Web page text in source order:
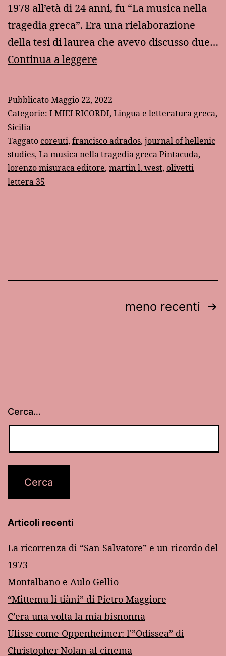
1978 all’età di 24 anni, fu “La musica nella
tragedia greca”. Era una rielaborazione
della tesi di laurea che avevo discusso due…
Continua a leggere
PubblicatoMaggio 22, 2022
Categorie: I MIEI RICORDI, Lingua e letteratura greca,
Sicilia
Taggatocoreuti, francisco adrados, journal of hellenic
studies, La musica nella tragedia greca Pintacuda,
lorenzo misuraca editore, martin l. west, olivetti
lettera 35
meno recenti
Cerca…
Articoli recenti
La ricorrenza di “San Salvatore” e un ricordo del
1973
Montalbano e Aulo Gellio
“Mittemu li tiàni” di Pietro Maggiore
C’era una volta la mia bisnonna
Ulisse come Oppenheimer: l'”Odissea” di
Christopher Nolan al cinema